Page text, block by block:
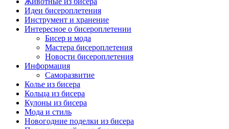
Идеи бисероплетения
Инструмент и хранение
Интересное о бисероплетении
Бисер и мода
Мастера бисероплетения
Новости бисероплетения
Информация
Саморазвитие
Колье из бисера
Кольца из бисера
Кулоны из бисера
Мода и стиль
Новогодние поделки из бисера